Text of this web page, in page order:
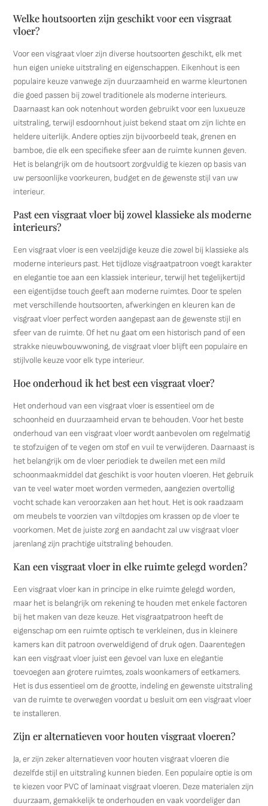
Welke houtsoorten zijn geschikt voor een visgraat
vloer?
Voor een visgraat vloer zijn diverse houtsoorten geschikt, elk met
hun eigen unieke uitstraling en eigenschappen. Eikenhout is een
populaire keuze vanwege zijn duurzaamheid en warme kleurtonen
die goed passen bij zowel traditionele als moderne interieurs.
Daarnaast kan ook notenhout worden gebruikt voor een luxueuze
uitstraling, terwijl esdoornhout juist bekend staat om zijn lichte en
heldere uiterlijk. Andere opties zijn bijvoorbeeld teak, grenen en
bamboe, die elk een specifieke sfeer aan de ruimte kunnen geven.
Het is belangrijk om de houtsoort zorgvuldig te kiezen op basis van
uw persoonlijke voorkeuren, budget en de gewenste stijl van uw
interieur.
Past een visgraat vloer bij zowel klassieke als moderne
interieurs?
Een visgraat vloer is een veelzijdige keuze die zowel bij klassieke als
moderne interieurs past. Het tijdloze visgraatpatroon voegt karakter
en elegantie toe aan een klassiek interieur, terwijl het tegelijkertijd
een eigentijdse touch geeft aan moderne ruimtes. Door te spelen
met verschillende houtsoorten, afwerkingen en kleuren kan de
visgraat vloer perfect worden aangepast aan de gewenste stijl en
sfeer van de ruimte. Of het nu gaat om een historisch pand of een
strakke nieuwbouwwoning, de visgraat vloer blijft een populaire en
stijlvolle keuze voor elk type interieur.
Hoe onderhoud ik het best een visgraat vloer?
Het onderhoud van een visgraat vloer is essentieel om de
schoonheid en duurzaamheid ervan te behouden. Voor het beste
onderhoud van een visgraat vloer wordt aanbevolen om regelmatig
te stofzuigen of te vegen om stof en vuil te verwijderen. Daarnaast is
het belangrijk om de vloer periodiek te dweilen met een mild
schoonmaakmiddel dat geschikt is voor houten vloeren. Het gebruik
van te veel water moet worden vermeden, aangezien overtollig
vocht schade kan veroorzaken aan het hout. Het is ook raadzaam
om meubels te voorzien van viltdopjes om krassen op de vloer te
voorkomen. Met de juiste zorg en aandacht zal uw visgraat vloer
jarenlang zijn prachtige uitstraling behouden.
Kan een visgraat vloer in elke ruimte gelegd worden?
Een visgraat vloer kan in principe in elke ruimte gelegd worden,
maar het is belangrijk om rekening te houden met enkele factoren
bij het maken van deze keuze. Het visgraatpatroon heeft de
eigenschap om een ruimte optisch te verkleinen, dus in kleinere
kamers kan dit patroon overweldigend of druk ogen. Daarentegen
kan een visgraat vloer juist een gevoel van luxe en elegantie
toevoegen aan grotere ruimtes, zoals woonkamers of eetkamers.
Het is dus essentieel om de grootte, indeling en gewenste uitstraling
van de ruimte te overwegen voordat u besluit om een visgraat vloer
te installeren.
Zijn er alternatieven voor houten visgraat vloeren?
Ja, er zijn zeker alternatieven voor houten visgraat vloeren die
dezelfde stijl en uitstraling kunnen bieden. Een populaire optie is om
te kiezen voor PVC of laminaat visgraat vloeren. Deze materialen zijn
duurzaam, gemakkelijk te onderhouden en vaak voordeliger dan